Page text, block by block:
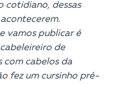
cotidiano, dessas
vamos publicar é
de
com cabelos da
fez um cursinho pré-